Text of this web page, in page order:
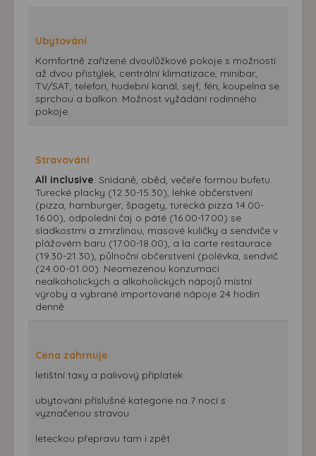
Ubytování
Komfortně zařízené dvoulůžkové pokoje s možností
až dvou přistýlek, centrální klimatizace, minibar,
TV/SAT, telefon, hudební kanál, sejf, fén, koupelna se
sprchou a balkon. Možnost vyžádání rodinného
pokoje.
Stravování
All inclusive: Snídaně, oběd, večeře formou bufetu.
Turecké placky (12.30-15.30), lehké občerstvení
(pizza, hamburger, špagety, turecká pizza 14.00-
16.00), odpolední čaj o páté (16.00-17.00) se
sladkostmi a zmrzlinou, masové kuličky a sendviče v
plážovém baru (17.00-18.00), a la carte restaurace
(19.30-21.30), půlnoční občerstvení (polévka, sendvič
(24.00-01.00). Neomezenou konzumaci
nealkoholických a alkoholických nápojů místní
výroby a vybrané importované nápoje 24 hodin
denně.
Cena zahrnuje
letištní taxy a palivový příplatek
ubytování příslušné kategorie na 7 nocí s
vyznačenou stravou
leteckou přepravu tam i zpět